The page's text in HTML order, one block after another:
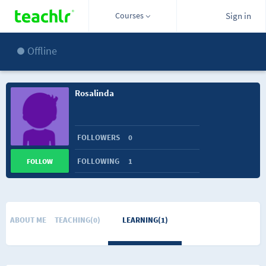
Courses Sign in
Offline
Rosalinda
FOLLOWERS 0
FOLLOWING 1
FOLLOW
ABOUT ME TEACHING(0) LEARNING(1)